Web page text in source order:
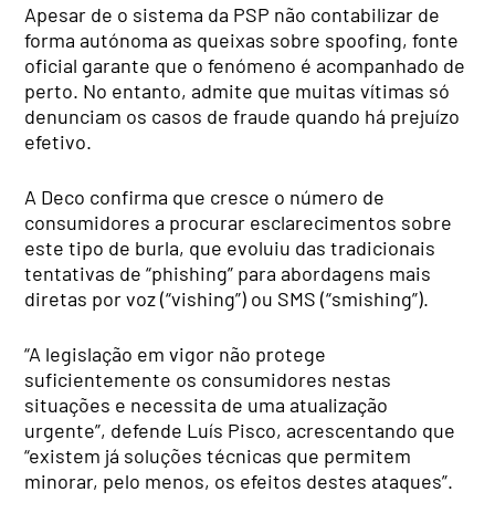
Apesar de o sistema da PSP não contabilizar de
forma autónoma as queixas sobre spoofing, fonte
oficial garante que o fenómeno é acompanhado de
perto. No entanto, admite que muitas vítimas só
denunciam os casos de fraude quando há prejuízo
efetivo.
A Deco confirma que cresce o número de
consumidores a procurar esclarecimentos sobre
este tipo de burla, que evoluiu das tradicionais
tentativas de “phishing” para abordagens mais
diretas por voz (“vishing”) ou SMS (“smishing”).
“A legislação em vigor não protege
suficientemente os consumidores nestas
situações e necessita de uma atualização
urgente”, defende Luís Pisco, acrescentando que
“existem já soluções técnicas que permitem
minorar, pelo menos, os efeitos destes ataques”.